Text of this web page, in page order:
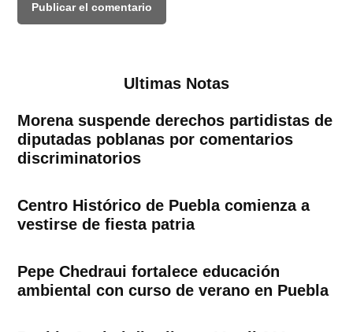
Ultimas Notas
Morena suspende derechos partidistas de
diputadas poblanas por comentarios
discriminatorios
Centro Histórico de Puebla comienza a
vestirse de fiesta patria
Pepe Chedraui fortalece educación
ambiental con curso de verano en Puebla